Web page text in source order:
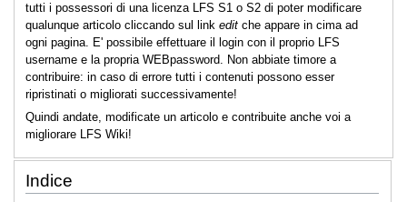
tutti i possessori di una licenza LFS S1 o S2 di poter modificare
qualunque articolo cliccando sul linkedit che appare in cima ad
ogni pagina. E' possibile effettuare il login con il proprio LFS
username e la propria WEBpassword. Non abbiate timore a
contribuire: in caso di errore tutti i contenuti possono esser
ripristinati o migliorati successivamente!
Quindi andate, modificate un articolo e contribuite anche voi a
migliorare LFS Wiki!
Indice